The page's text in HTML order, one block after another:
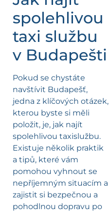
spolehlivou
taxi službu
v Budapešti
Pokud se chystáte
navštívit Budapešť,
jedna z klíčových otázek,
kterou byste si měli
položit, je, jak najít
spolehlivou taxislužbu.
Existuje několik praktik
a tipů, které vám
pomohou vyhnout se
nepříjemným situacím a
zajistit si bezpečnou a
pohodlnou dopravu po